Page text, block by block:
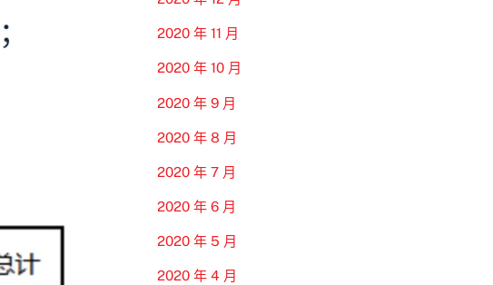
2020 年 11 月
2020 年 10 月
2020 年 9 月
2020 年 8 月
2020 年 7 月
2020 年 6 月
2020 年 5 月
2020 年 4 月